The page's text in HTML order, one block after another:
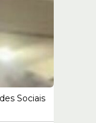
Sociais